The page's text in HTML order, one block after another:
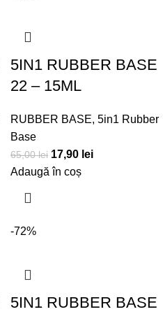
5IN1 RUBBER BASE
22 – 15ML
RUBBER BASE, 5in1 Rubber
Base
65,00lei 17,90 lei
Adaugă în coș
-72%
5IN1 RUBBER BASE